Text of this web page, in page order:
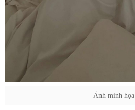
Ảnh minh họa